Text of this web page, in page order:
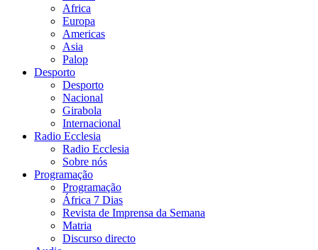
Africa
Europa
Americas
Asia
Palop
Desporto
Desporto
Nacional
Girabola
Internacional
Radio Ecclesia
Radio Ecclesia
Sobre nós
Programação
Programação
África 7 Dias
Revista de Imprensa da Semana
Matria
Discurso directo